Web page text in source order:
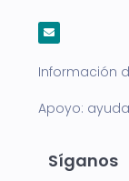
Información
Apoyo:
Síganos